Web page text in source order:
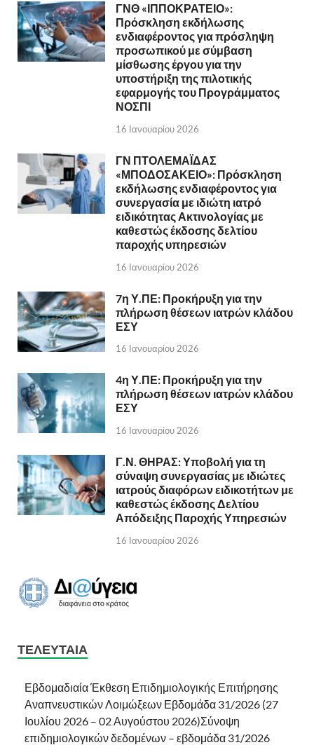
ΓΝΘ «ΙΠΠΟΚΡΑΤΕΙΟ»:
Πρόσκληση εκδήλωσης
ενδιαφέροντος για πρόσληψη
προσωπικού με σύμβαση
μίσθωσης έργου για την
υποστήριξη της πιλοτικής
εφαρμογής του Προγράμματος
ΝΟΣΠΙ
16 Ιανουαρίου 2026
ΓΝ ΠΤΟΛΕΜΑΪΔΑΣ
«ΜΠΟΔΟΣΑΚΕΙΟ»: Πρόσκληση
εκδήλωσης ενδιαφέροντος για
συνεργασία με ιδιώτη ιατρό
ειδικότητας Ακτινολογίας με
καθεστώς έκδοσης δελτίου
παροχής υπηρεσιών
16 Ιανουαρίου 2026
7η Υ.ΠΕ: Προκήρυξη για την
πλήρωση θέσεων ιατρών κλάδου
ΕΣΥ
16 Ιανουαρίου 2026
4η Υ.ΠΕ: Προκήρυξη για την
πλήρωση θέσεων ιατρών κλάδου
ΕΣΥ
16 Ιανουαρίου 2026
Γ.Ν. ΘΗΡΑΣ: Υποβολή για τη
σύναψη συνεργασίας με ιδιώτες
ιατρούς διαφόρων ειδικοτήτων με
καθεστώς έκδοσης Δελτίου
Απόδειξης Παροχής Υπηρεσιών
16 Ιανουαρίου 2026
ΤΕΛΕΥΤΑΊΑ
Εβδομαδιαία Έκθεση Επιδημιολογικής Επιτήρησης
Αναπνευστικών Λοιμώξεων Εβδομάδα 31/2026 (27
Ιουλίου 2026 – 02 Αυγούστου 2026)Σύνοψη
επιδημιολογικών δεδομένων – εβδομάδα 31/2026